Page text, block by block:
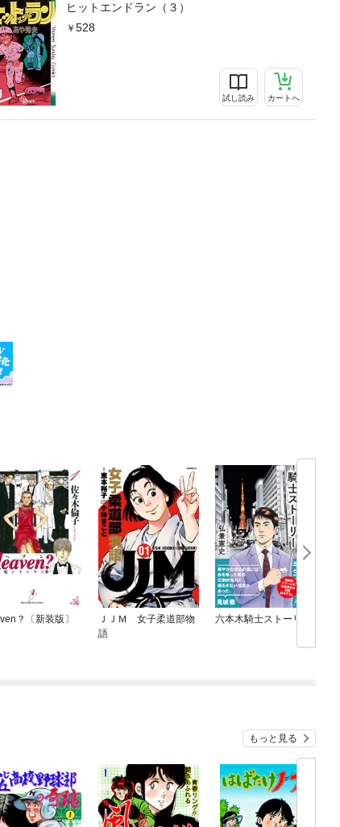
ヒットエンドラン（３）
528
試し読み カートへ
？〔新装版〕
ＪＪＭ 女子柔道部物
語
六本木騎士ストーリー
もっと見る